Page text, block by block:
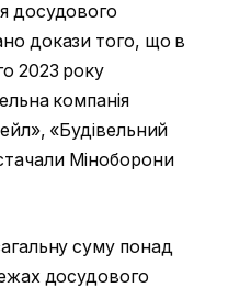
досудового
докази того, що в
2023 року
компанія
«Будівельний
Міноборони
суму понад
досудового